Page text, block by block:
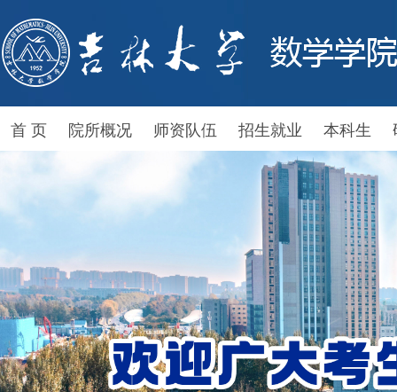
首 页 院所概况 师资队伍 招生就业 本科生